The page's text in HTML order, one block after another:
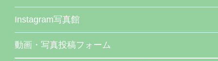
Instagram写真館
動画・写真投稿フォーム